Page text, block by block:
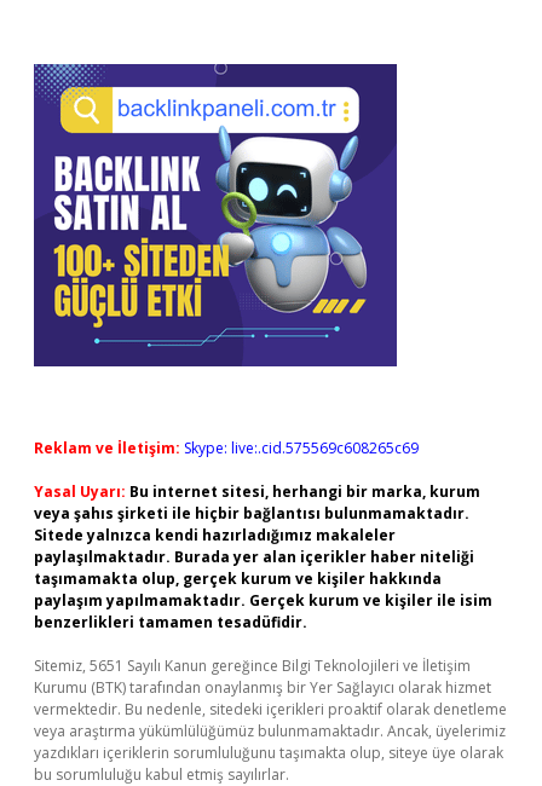
Reklam ve İletişim: Skype: live:.cid.575569c608265c69
Yasal Uyarı: Bu internet sitesi, herhangi bir marka, kurum
veya şahıs şirketi ile hiçbir bağlantısı bulunmamaktadır.
Sitede yalnızca kendi hazırladığımız makaleler
paylaşılmaktadır. Burada yer alan içerikler haber niteliği
taşımamakta olup, gerçek kurum ve kişiler hakkında
paylaşım yapılmamaktadır. Gerçek kurum ve kişiler ile isim
benzerlikleri tamamen tesadüfidir.
Sitemiz, 5651 Sayılı Kanun gereğince Bilgi Teknolojileri ve İletişim
Kurumu (BTK) tarafından onaylanmış bir Yer Sağlayıcı olarak hizmet
vermektedir. Bu nedenle, sitedeki içerikleri proaktif olarak denetleme
veya araştırma yükümlülüğümüz bulunmamaktadır. Ancak, üyelerimiz
yazdıkları içeriklerin sorumluluğunu taşımakta olup, siteye üye olarak
bu sorumluluğu kabul etmiş sayılırlar.